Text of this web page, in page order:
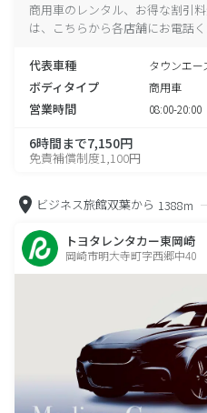
商用車のレンタル、お得な割引
は、こちらから各店舗にお電話く
代表車種 タウンエー
ボディタイプ 商用車
営業時間 08:00-20:00
6時間まで7,150円
免責補償制度1,100円
ビジネス旅館双葉から 1388m
トヨタレンタカー東岡崎
岡崎市明大寺町字西郷中40